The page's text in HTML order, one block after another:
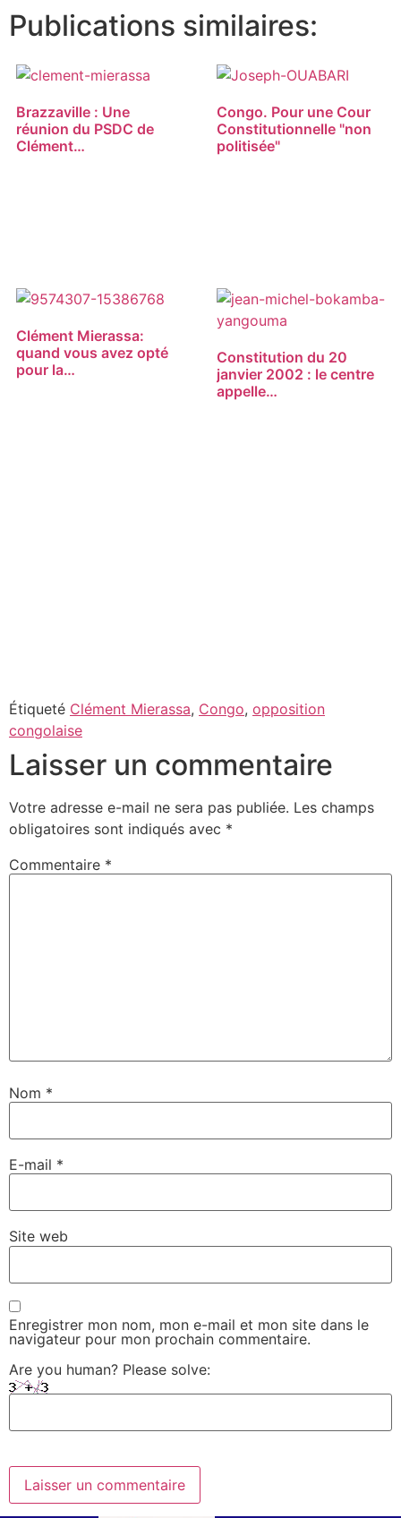
Publications similaires:
Brazzaville : Une
réunion du PSDC de
Clément…
Congo. Pour une Cour
Constitutionnelle "non
politisée"
Clément Mierassa:
quand vous avez opté
pour la…
Constitution du 20
janvier 2002 : le centre
appelle…
Étiqueté Clément Mierassa, Congo, opposition
congolaise
Laisser un commentaire
Votre adresse e-mail ne sera pas publiée. Les champs
obligatoires sont indiqués avec *
Commentaire *
Nom *
E-mail *
Site web
Enregistrer mon nom, mon e-mail et mon site dans le
navigateur pour mon prochain commentaire.
Are you human? Please solve: